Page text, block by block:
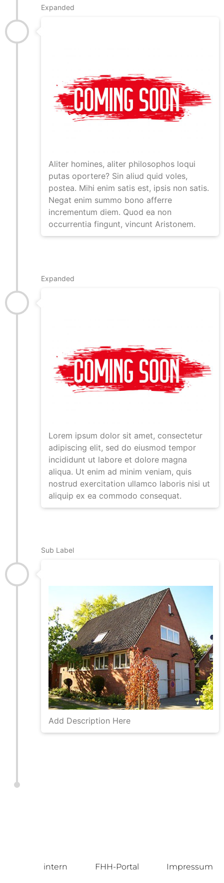
Expanded
Aliter homines, aliter philosophos loqui
putas oportere? Sin aliud quid voles,
postea. Mihi enim satis est, ipsis non satis.
Negat enim summo bono afferre
incrementum diem. Quod ea non
occurrentia fingunt, vincunt Aristonem.
Expanded
Lorem ipsum dolor sit amet, consectetur
adipiscing elit, sed do eiusmod tempor
incididunt ut labore et dolore magna
aliqua. Ut enim ad minim veniam, quis
nostrud exercitation ullamco laboris nisi ut
aliquip ex ea commodo consequat.
Sub Label
Add Description Here
intern FHH-Portal Impressum